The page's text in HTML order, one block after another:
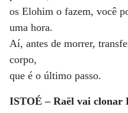
os Elohim o fazem, você
uma hora.
Aí, antes de morrer,
corpo,
que é o último passo.
ISTOÉ – Raël vai clonar